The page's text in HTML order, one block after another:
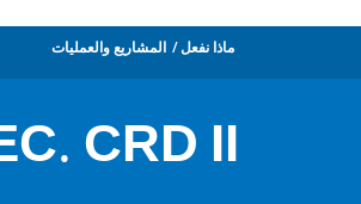
ماذا نفعل المشاريع والعمليات
CRD II